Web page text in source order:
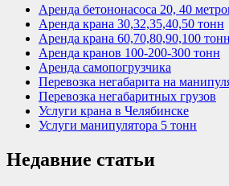
Аренда бетононасоса 20, 40
Аренда крана 30,32,35,40,50 тонн
Аренда крана 60,70,80,90,100 тонн
Аренда кранов 100-200-300 тонн
Аренда самопогрузчика
Перевозка негабарита на
Перевозка негабаритных грузов
Услуги крана в Челябинске
Услуги манипулятора 5 тонн
Недавние статьи